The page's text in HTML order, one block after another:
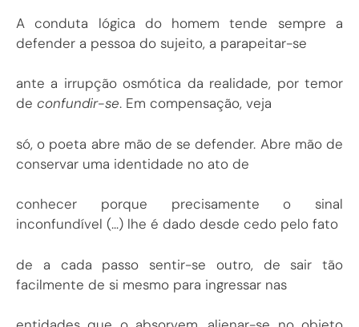
A conduta lógica do homem tende sempre a
defender a pessoa do sujeito, a parapeitar-se
ante a irrupção osmótica da realidade, por temor
de confundir-se. Em compensação, veja
só, o poeta abre mão de se defender. Abre mão de
conservar uma identidade no ato de
conhecer porque precisamente o sinal
inconfundível (…) lhe é dado desde cedo pelo fato
de a cada passo sentir-se outro, de sair tão
facilmente de si mesmo para ingressar nas